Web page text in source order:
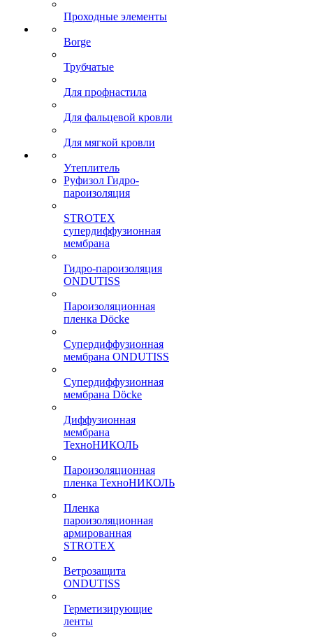
Проходные элементы
Borge
Трубчатые
Для профнастила
Для фальцевой кровли
Для мягкой кровли
Утеплитель
Руфизол Гидро-
пароизоляция
STROTEX
супердиффузионная
мембрана
Гидро-пароизоляция
ONDUTISS
Пароизоляционная
пленка Döcke
Супердиффузионная
мембрана ONDUTISS
Супердиффузионная
мембрана Döcke
Диффузионная
мембрана
ТехноНИКОЛЬ
Пароизоляционная
пленка ТехноНИКОЛЬ
Пленка
пароизоляционная
армированная
STROTEX
Ветрозащита
ONDUTISS
Герметизирующие
ленты